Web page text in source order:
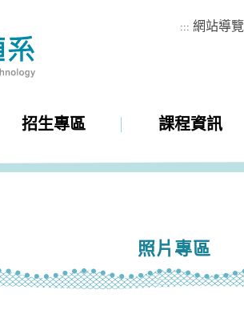
::: 網站導覽
招生專區 課程資訊
照片專區